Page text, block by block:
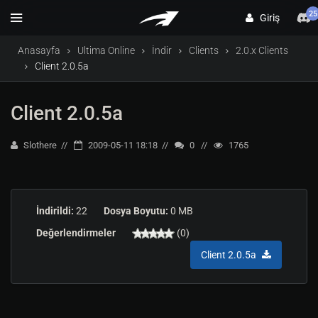
Giriş 25
Anasayfa Ultima Online İndir Clients
2.0.x Clients
Client 2.0.5a
Client 2.0.5a
Slothere 2009-05-11 18:18 0 1765
İndirildi: 22 Dosya Boyutu: 0 MB
Değerlendirmeler
(0)
Client 2.0.5a